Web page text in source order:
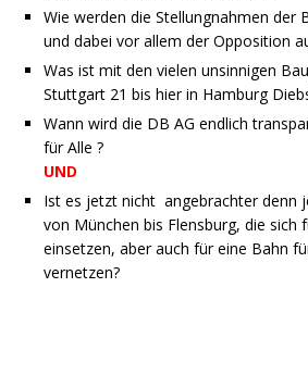
Wie werden die Stellungnahmen der
und dabei vor allem der Opposition
Was ist mit den vielen unsinnigen
Stuttgart 21 bis hier in Hamburg
Wann wird die DB AG endlich
für Alle ?
UND
Ist es jetzt nicht angebrachter denn
von München bis Flensburg, die sich
einsetzen, aber auch für eine Bahn
vernetzen?